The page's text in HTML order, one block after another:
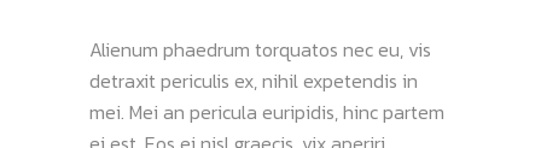
Alienum phaedrum torquatos nec eu, vis
detraxit periculis ex, nihil expetendis in
mei. Mei an pericula euripidis, hinc partem